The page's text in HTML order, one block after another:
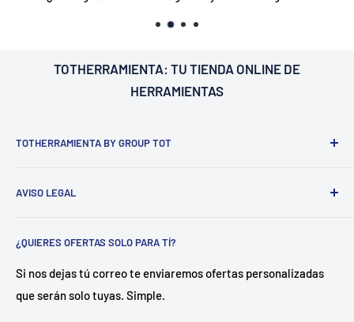
TOTHERRAMIENTA: TU TIENDA ONLINE DE
HERRAMIENTAS
TOTHERRAMIENTA BY GROUP TOT
Sant Esteve Sesrovires
sector como para particulares.
¿Como?Disponemos de un almacén central en Castellón
con más de 500 referencias en stock. Gracias a ello
AVISO LEGAL
Política de envío
Política de privacidad
Política de reembolso
¿QUIERES OFERTAS SOLO PARA TÍ?
Si nos dejas tú correo te enviaremos ofertas personalizadas
que serán solo tuyas. Simple.